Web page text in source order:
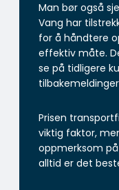
Man bør også
Vang har
for å håndtere
effektiv måte.
se på tidligere
Prisen
viktig faktor,
oppmerksom
alltid er det